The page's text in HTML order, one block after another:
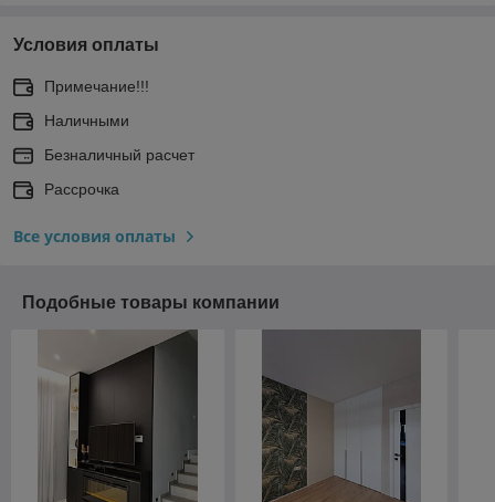
Условия оплаты
Примечание!!!
Наличными
Безналичный расчет
Рассрочка
Все условия оплаты
Подобные товары компании